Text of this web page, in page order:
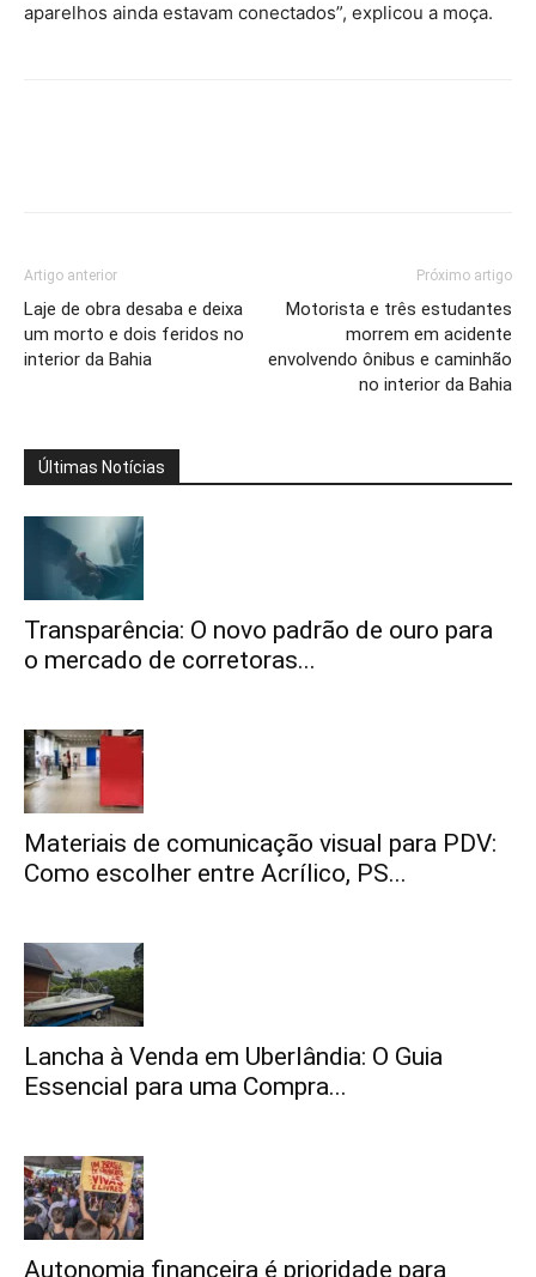
aparelhos ainda estavam conectados”, explicou a moça.
Artigo anterior
Laje de obra desaba e deixa
um morto e dois feridos no
interior da Bahia
Próximo artigo
Motorista e três estudantes
morrem em acidente
envolvendo ônibus e caminhão
no interior da Bahia
Últimas Notícias
Transparência: O novo padrão de ouro para
o mercado de corretoras...
Materiais de comunicação visual para PDV:
Como escolher entre Acrílico, PS...
Lancha à Venda em Uberlândia: O Guia
Essencial para uma Compra...
Autonomia financeira é prioridade para